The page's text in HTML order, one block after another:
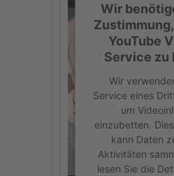
Wir
YouTube
Service zu
Wir
Service eines
um
einzubetten.
kann Daten
Aktivitäten
lesen Sie die